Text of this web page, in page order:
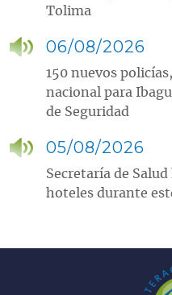
Tolima
06/08/2026
150 nuevos
nacional para
de Seguridad
05/08/2026
Secretaría de
hoteles durante